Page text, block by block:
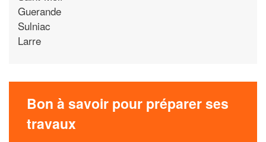
Guerande
Sulniac
Larre
Bon à savoir pour préparer ses
travaux